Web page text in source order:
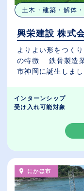
土木・建築・解体
興栄建設 株式
よりよい形をつく
の特徴 鉄骨製造業
市神岡に誕生しま
インターンシップ
受け入れ可能対象
にかほ市